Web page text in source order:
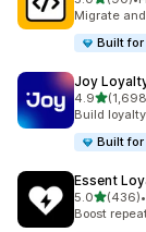
총 리뷰 90개
Migrate
Built
Joy
4.9별 5개 중
총 리뷰
Build
Built
Essent
5.0별 5개 중
(436)
총 리뷰 436 •
Boost